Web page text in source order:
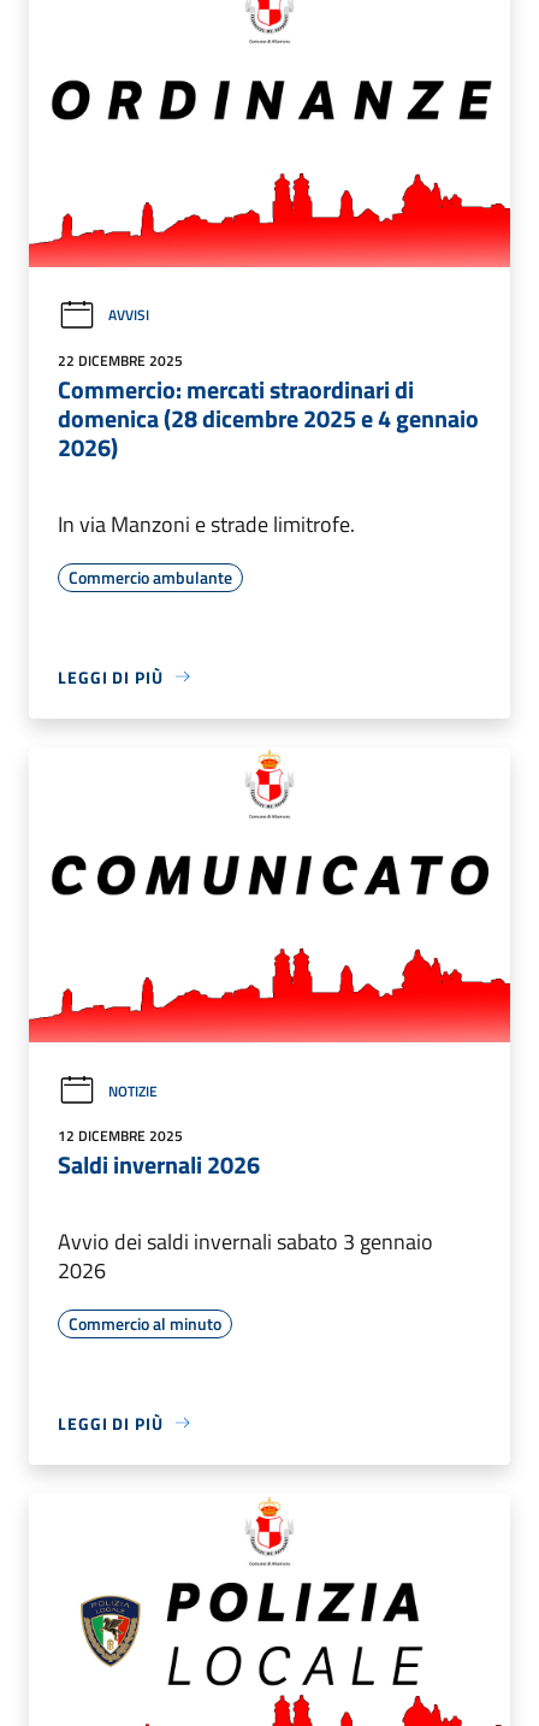
AVVISI
22 DICEMBRE 2025
Commercio: mercati straordinari di
domenica (28 dicembre 2025 e 4 gennaio
2026)
In via Manzoni e strade limitrofe.
Commercio ambulante
LEGGI DI PIÙ
NOTIZIE
12 DICEMBRE 2025
Saldi invernali 2026
Avvio dei saldi invernali sabato 3 gennaio
2026
Commercio al minuto
LEGGI DI PIÙ